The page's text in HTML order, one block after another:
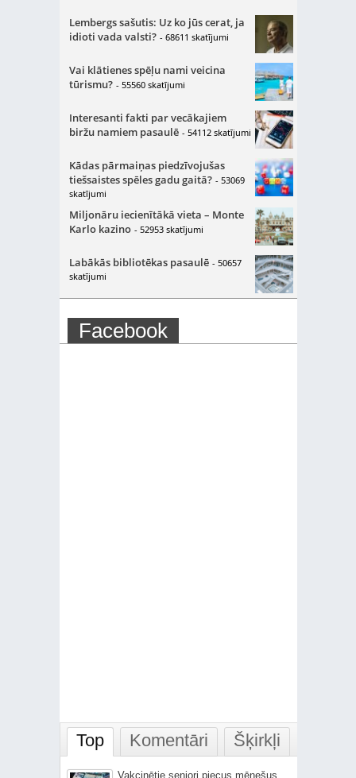
Lembergs sašutis: Uz ko jūs cerat, ja
idioti vada valsti? - 68611 skatījumi
Vai klātienes spēļu nami veicina
tūrismu? - 55560 skatījumi
Interesanti fakti par vecākajiem
biržu namiem pasaulē - 54112 skatījumi
Kādas pārmaiņas piedzīvojušas
tiešsaistes spēles gadu gaitā? - 53069
skatījumi
Miljonāru iecienītākā vieta – Monte
Karlo kazino - 52953 skatījumi
Labākās bibliotēkas pasaulē - 50657
skatījumi
Facebook
Top Komentāri Šķirkļi
Vakcinētie seniori piecus mēnešus